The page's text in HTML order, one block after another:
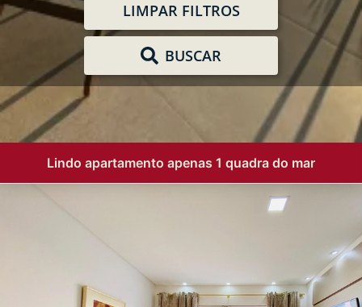
LIMPAR FILTROS
BUSCAR
Lindo apartamento apenas 1 quadra do mar